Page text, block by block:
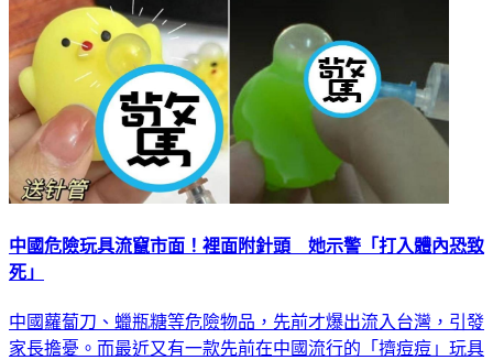
中國危險玩具流竄市面！裡面附針頭 她示警「打入體內恐致
死」
中國蘿蔔刀、蠟瓶糖等危險物品，先前才爆出流入台灣，引發
家長擔憂。而最近又有一款先前在中國流行的「擠痘痘」玩具